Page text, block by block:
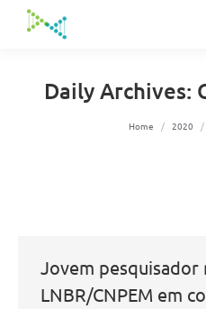
Daily Archives:
You are
Home 2020
Jovem pesquisador
LNBR/CNPEM em